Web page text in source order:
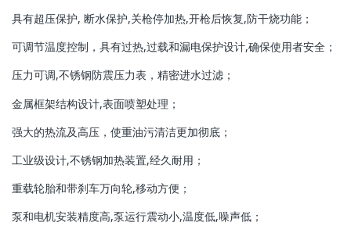
具有超压保护, 断水保护,关枪停加热,开枪后恢复,防干烧功能；
可调节温度控制，具有过热,过载和漏电保护设计,确保使用者安全；
压力可调,不锈钢防震压力表，精密进水过滤；
金属框架结构设计,表面喷塑处理；
强大的热流及高压，使重油污清洁更加彻底；
工业级设计,不锈钢加热装置,经久耐用；
重载轮胎和带刹车万向轮,移动方便；
泵和电机安装精度高,泵运行震动小,温度低,噪声低；